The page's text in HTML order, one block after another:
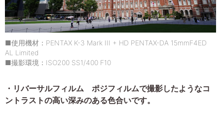
■使用機材：PENTAX K-3 Mark III + HD PENTAX-DA 15mmF4ED
AL Limited
■撮影環境：ISO200 SS1/400 F10
・リバーサルフィルム ポジフィルムで撮影したようなコ
ントラストの高い深みのある色合いです。